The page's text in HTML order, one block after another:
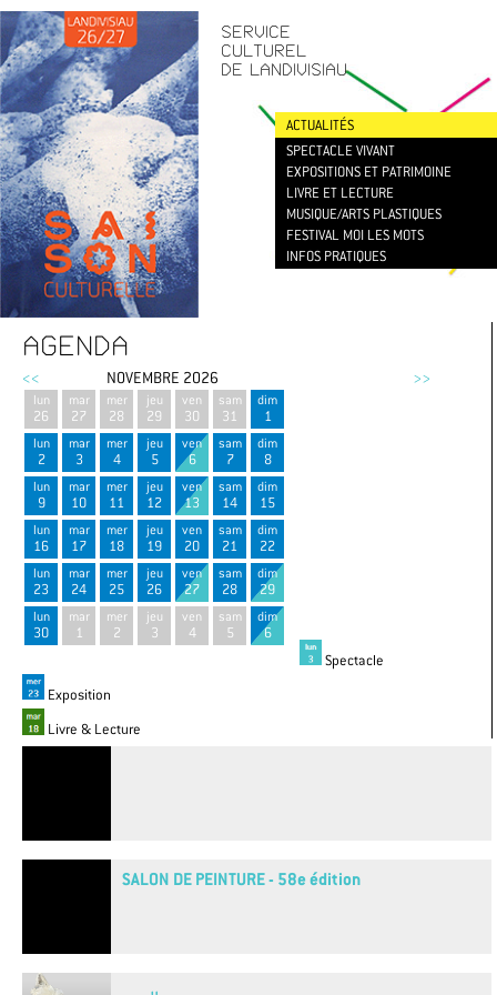
SERVICE
CULTUREL
DE LANDIVISIAU
ACTUALITÉS
SPECTACLE VIVANT
EXPOSITIONS ET PATRIMOINE
LIVRE ET LECTURE
MUSIQUE/ARTS PLASTIQUES
FESTIVAL MOI LES MOTS
INFOS PRATIQUES
AGENDA
<< NOVEMBRE 2026 >>
lun
26
mar
27
mer
28
jeu
29
ven
30
sam
31
dim
1
lun
2
mar
3
mer
4
jeu
5
ven
6
sam
7
dim
8
lun
9
mar
10
mer
11
jeu
12
ven
13
sam
14
dim
15
lun
16
mar
17
mer
18
jeu
19
ven
20
sam
21
dim
22
lun
23
mar
24
mer
25
jeu
26
ven
27
sam
28
dim
29
lun
30
mar
1
mer
2
jeu
3
ven
4
sam
5
dim
6
Spectacle
Exposition
Livre & Lecture
SALON DE PEINTURE - 58e édition